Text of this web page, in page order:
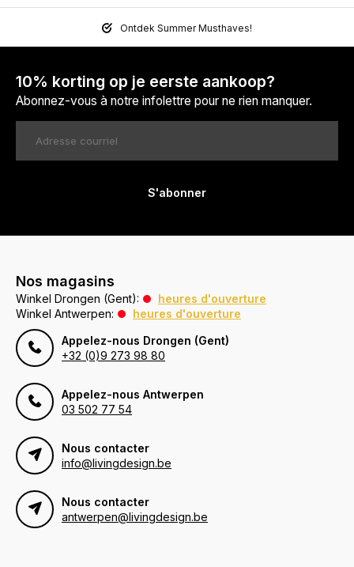
Ontdek Summer Musthaves!
10% korting op je eerste aankoop?
Abonnez-vous à notre infolettre pour ne rien manquer.
S'abonner
Nos magasins
Winkel Drongen (Gent):
heures d'ouverture
Winkel Antwerpen:
heures d'ouverture
Appelez-nous Drongen (Gent)
+32 (0)9 273 98 80
Appelez-nous Antwerpen
03 502 77 54
Nous contacter
info@livingdesign.be
Nous contacter
antwerpen@livingdesign.be